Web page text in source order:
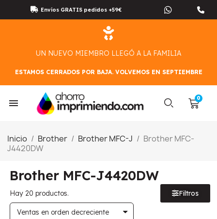
Envíos GRATIS pedidos +59€
UN NUEVO MIEMBRO LLEGÓ A LA FAMILIA
ESTAMOS CERRADOS POR BAJA. VOLVEMOS EN SEPTIEMBRE
Inicio Brother Brother MFC-J
Brother MFC-
J4420DW
Brother MFC-J4420DW
Hay 20 productos. Filtros